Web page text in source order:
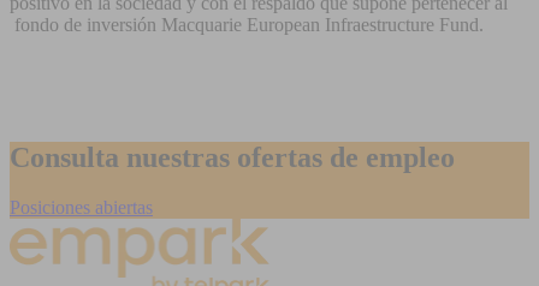
fondo de inversión Macquarie European Infraestructure Fund.
Consulta nuestras ofertas de empleo
Posiciones abiertas